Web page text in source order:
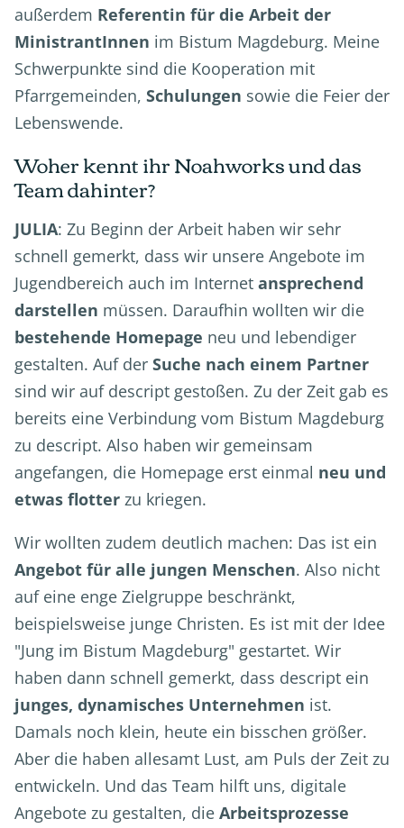
außerdem Referentin für die Arbeit der
MinistrantInnen im Bistum Magdeburg. Meine
Schwerpunkte sind die Kooperation mit
Pfarrgemeinden, Schulungen sowie die Feier der
Lebenswende.
Woher kennt ihr Noahworks und das
Team dahinter?
JULIA: Zu Beginn der Arbeit haben wir sehr
schnell gemerkt, dass wir unsere Angebote im
Jugendbereich auch im Internet ansprechend
darstellen müssen. Daraufhin wollten wir die
bestehende Homepage neu und lebendiger
gestalten. Auf der Suche nach einem Partner
sind wir auf descript gestoßen. Zu der Zeit gab es
bereits eine Verbindung vom Bistum Magdeburg
zu descript. Also haben wir gemeinsam
angefangen, die Homepage erst einmal neu und
etwas flotter zu kriegen.
Wir wollten zudem deutlich machen: Das ist ein
Angebot für alle jungen Menschen. Also nicht
auf eine enge Zielgruppe beschränkt,
beispielsweise junge Christen. Es ist mit der Idee
"Jung im Bistum Magdeburg" gestartet. Wir
haben dann schnell gemerkt, dass descript ein
junges, dynamisches Unternehmen ist.
Damals noch klein, heute ein bisschen größer.
Aber die haben allesamt Lust, am Puls der Zeit zu
entwickeln. Und das Team hilft uns, digitale
Angebote zu gestalten, die Arbeitsprozesse